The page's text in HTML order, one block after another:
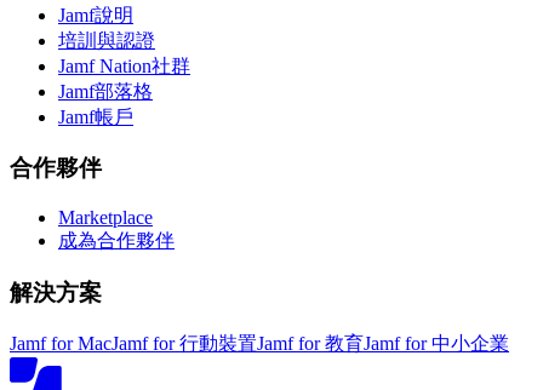
Jamf說明
培訓與認證
Jamf Nation社群
Jamf部落格
Jamf帳戶
合作夥伴
Marketplace
成為合作夥伴
解決方案
Jamf for MacJamf for 行動裝置Jamf for 教育Jamf for 中小企業